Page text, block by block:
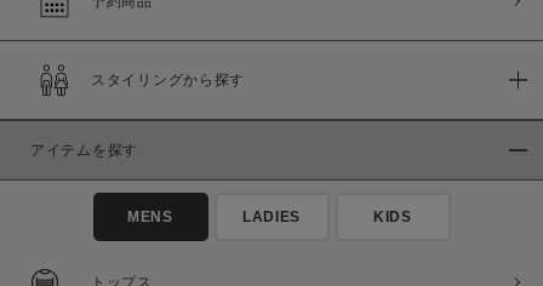
通常商品
スタイリングから探す
アイテムを探す
MENS LADIES KIDS